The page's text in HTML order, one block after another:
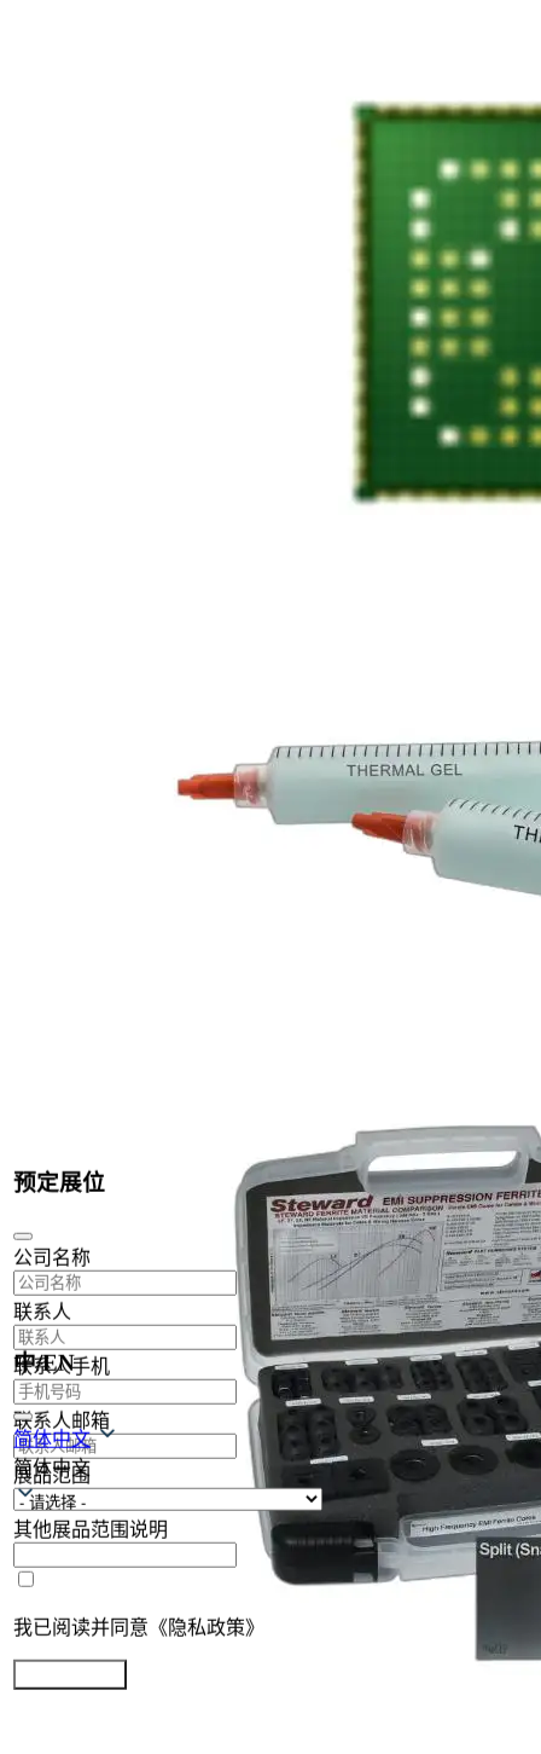
预定展位
公司名称
联系人
联系人手机
联系人邮箱
展品范围
其他展品范围说明
我已阅读并同意《隐私政策》
中/EN
简体中文
简体中文